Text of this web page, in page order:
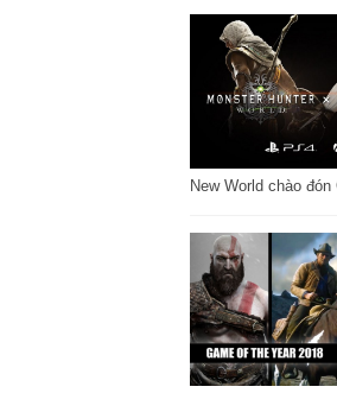
New World chào